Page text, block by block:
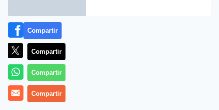
Compartir
Compartir
Compartir
Compartir